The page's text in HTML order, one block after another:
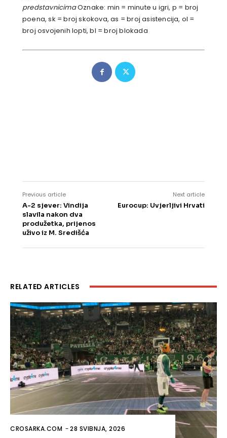
predstavnicimaOznake: min = minute u igri, p = broj
poena, sk = broj skokova, as = broj asistencija, ol =
broj osvojenih lopti, bl = broj blokada
Previous article
A-2 sjever: Vindija
slavila nakon dva
produžetka, prijenos
uživo iz M. Središća
Next article
Eurocup: Uvjerljivi Hrvati
RELATED ARTICLES
CROSARKA.COM -28 SVIBNJA, 2026